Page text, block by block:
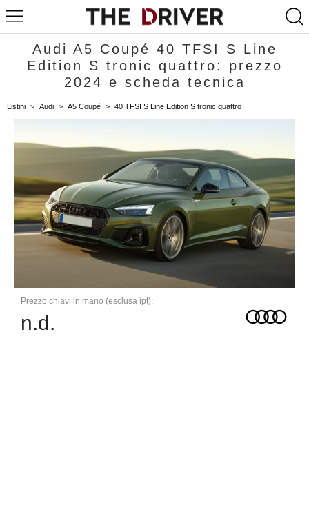
Audi A5 Coupé 40 TFSI S Line
Edition S tronic quattro: prezzo
2024 e scheda tecnica
Listini > Audi > A5 Coupé > 40 TFSI S Line Edition S tronic quattro
Prezzo chiavi in mano (esclusa ipt):
n.d.